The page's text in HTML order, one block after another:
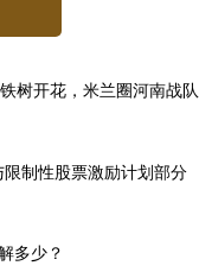
树开花，米兰圈河南战队
制性股票激励计划部分
多少？